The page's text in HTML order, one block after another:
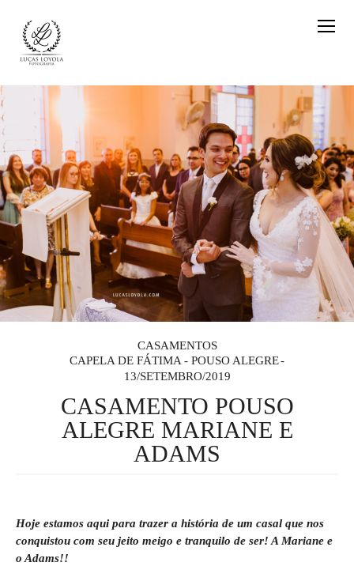
CASAMENTOS
CAPELA DE FÁTIMA - POUSO ALEGRE
13/SETEMBRO/2019
CASAMENTO POUSO
ALEGRE MARIANE E
ADAMS
Hoje estamos aqui para trazer a história de um casal que nos
conquistou com seu jeito meigo e tranquilo de ser! A Mariane e
o Adams!!